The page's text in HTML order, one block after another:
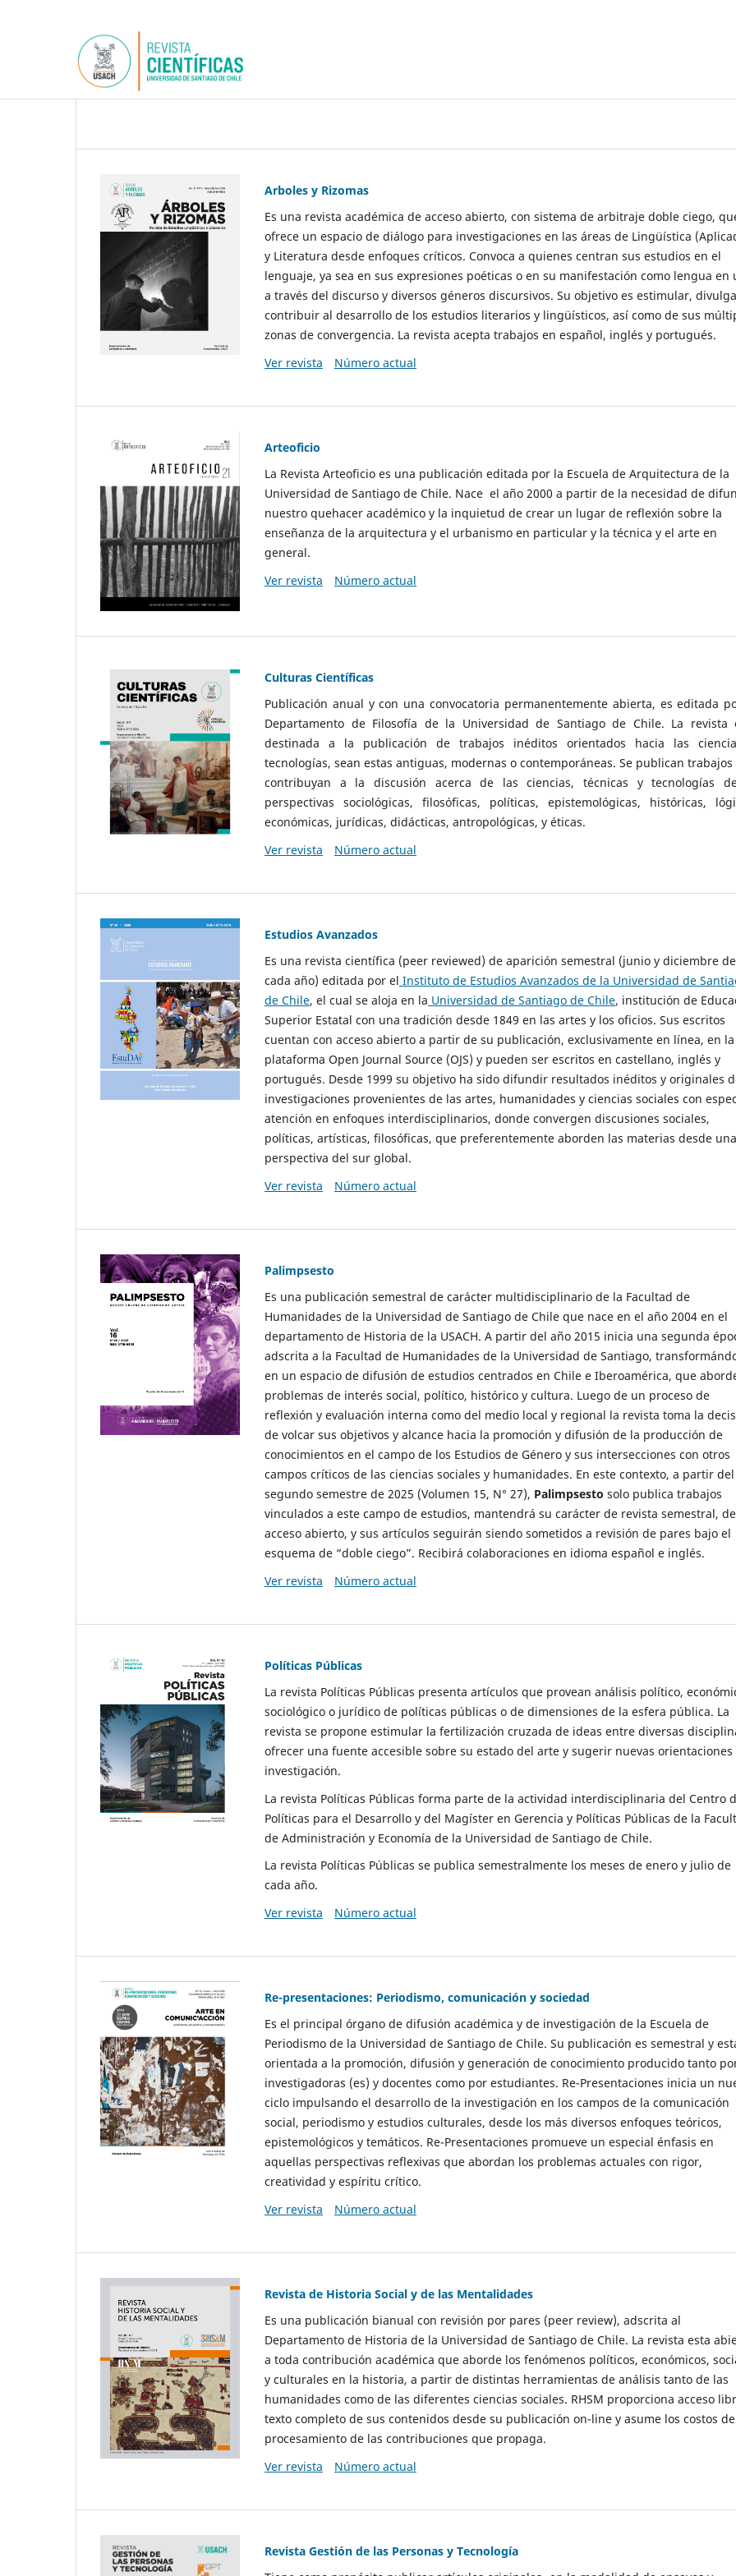
Arboles y Rizomas
Es una revista académica de acceso abierto, con sistema de arbitraje doble ciego,
ofrece un espacio de diálogo para investigaciones en las áreas de Lingüística
y Literatura desde enfoques críticos. Convoca a quienes centran sus estudios en el
lenguaje, ya sea en sus expresiones poéticas o en su manifestación como lengua en
a través del discurso y diversos géneros discursivos. Su objetivo es estimular,
contribuir al desarrollo de los estudios literarios y lingüísticos, así como de sus
zonas de convergencia. La revista acepta trabajos en español, inglés y portugués.
Ver revista
Número actual
Arteoficio
La Revista Arteoficio es una publicación editada por la Escuela de Arquitectura de la
Universidad de Santiago de Chile. Nace el año 2000 a partir de la necesidad de
nuestro quehacer académico y la inquietud de crear un lugar de reflexión sobre la
enseñanza de la arquitectura y el urbanismo en particular y la técnica y el arte en
general.
Ver revista
Número actual
Culturas Científicas
Publicación anual y con una convocatoria permanentemente abierta, es editada
Departamento de Filosofía de la Universidad de Santiago de Chile. La revista
destinada a la publicación de trabajos inéditos orientados hacia las
tecnologías, sean estas antiguas, modernas o contemporáneas. Se publican
contribuyan a la discusión acerca de las ciencias, técnicas y tecnologías
perspectivas sociológicas, filosóficas, políticas, epistemológicas, históricas,
económicas, jurídicas, didácticas, antropológicas, y éticas.
Ver revista
Número actual
Estudios Avanzados
Es una revista científica (peer reviewed) de aparición semestral (junio y diciembre de
cada año) editada por el Instituto de Estudios Avanzados de la Universidad de
de Chile, el cual se aloja en la Universidad de Santiago de Chile, institución de
Superior Estatal con una tradición desde 1849 en las artes y los oficios. Sus escritos
cuentan con acceso abierto a partir de su publicación, exclusivamente en línea, en la
plataforma Open Journal Source (OJS) y pueden ser escritos en castellano, inglés y
portugués. Desde 1999 su objetivo ha sido difundir resultados inéditos y originales
investigaciones provenientes de las artes, humanidades y ciencias sociales con
atención en enfoques interdisciplinarios, donde convergen discusiones sociales,
políticas, artísticas, filosóficas, que preferentemente aborden las materias desde una
perspectiva del sur global.
Ver revista
Número actual
Palimpsesto
Es una publicación semestral de carácter multidisciplinario de la Facultad de
Humanidades de la Universidad de Santiago de Chile que nace en el año 2004 en el
departamento de Historia de la USACH. A partir del año 2015 inicia una segunda
adscrita a la Facultad de Humanidades de la Universidad de Santiago,
en un espacio de difusión de estudios centrados en Chile e Iberoamérica, que
problemas de interés social, político, histórico y cultura. Luego de un proceso de
reflexión y evaluación interna como del medio local y regional la revista toma la
de volcar sus objetivos y alcance hacia la promoción y difusión de la producción de
conocimientos en el campo de los Estudios de Género y sus intersecciones con otros
campos críticos de las ciencias sociales y humanidades. En este contexto, a partir del
segundo semestre de 2025 (Volumen 15, N° 27), Palimpsesto solo publica trabajos
vinculados a este campo de estudios, mantendrá su carácter de revista semestral, de
acceso abierto, y sus artículos seguirán siendo sometidos a revisión de pares bajo el
esquema de “doble ciego”. Recibirá colaboraciones en idioma español e inglés.
Ver revista
Número actual
Políticas Públicas
La revista Políticas Públicas presenta artículos que provean análisis político,
sociológico o jurídico de políticas públicas o de dimensiones de la esfera pública. La
revista se propone estimular la fertilización cruzada de ideas entre diversas
ofrecer una fuente accesible sobre su estado del arte y sugerir nuevas orientaciones
investigación.
La revista Políticas Públicas forma parte de la actividad interdisciplinaria del Centro
Políticas para el Desarrollo y del Magíster en Gerencia y Políticas Públicas de la
de Administración y Economía de la Universidad de Santiago de Chile.
La revista Políticas Públicas se publica semestralmente los meses de enero y julio de
cada año.
Ver revista
Número actual
Re-presentaciones: Periodismo, comunicación y sociedad
Es el principal órgano de difusión académica y de investigación de la Escuela de
Periodismo de la Universidad de Santiago de Chile. Su publicación es semestral y
orientada a la promoción, difusión y generación de conocimiento producido tanto
investigadoras (es) y docentes como por estudiantes. Re-Presentaciones inicia un
ciclo impulsando el desarrollo de la investigación en los campos de la comunicación
social, periodismo y estudios culturales, desde los más diversos enfoques teóricos,
epistemológicos y temáticos. Re-Presentaciones promueve un especial énfasis en
aquellas perspectivas reflexivas que abordan los problemas actuales con rigor,
creatividad y espíritu crítico.
Ver revista
Número actual
Revista de Historia Social y de las Mentalidades
Es una publicación bianual con revisión por pares (peer review), adscrita al
Departamento de Historia de la Universidad de Santiago de Chile. La revista esta
a toda contribución académica que aborde los fenómenos políticos, económicos,
y culturales en la historia, a partir de distintas herramientas de análisis tanto de las
humanidades como de las diferentes ciencias sociales. RHSM proporciona acceso
texto completo de sus contenidos desde su publicación on-line y asume los costos de
procesamiento de las contribuciones que propaga.
Ver revista
Número actual
Revista Gestión de las Personas y Tecnología